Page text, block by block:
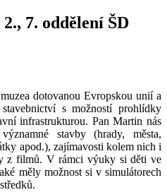
7. oddělení ŠD
dotovanou Evropskou unií a
s možností prohlídky
infrastrukturou. Pan Martin nás
stavby (hrady, města,
apod.), zajímavosti kolem nich i
z filmů. V rámci výuky si děti ve
měly možnost si v simulátorech